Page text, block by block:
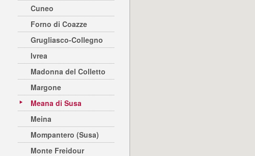
Cuneo
Forno di Coazze
Grugliasco-Collegno
Ivrea
Madonna del Colletto
Margone
Meana di Susa
Meina
Mompantero (Susa)
Monte Freidour